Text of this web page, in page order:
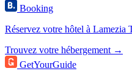
Booking
Réservez votre hôtel à Lamezia
Trouvez votre hébergement →
GetYourGuide